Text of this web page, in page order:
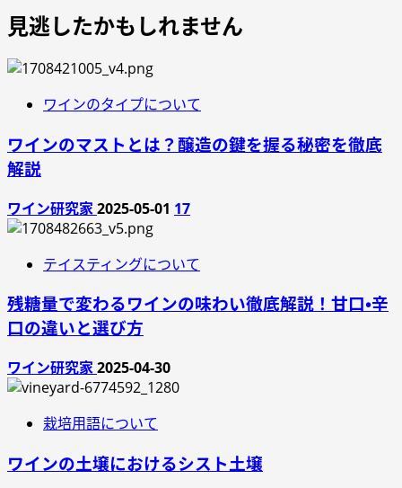
見逃したかもしれません
ワインのタイプについて
ワインのマストとは？醸造の鍵を握る秘密を徹底
解説
ワイン研究家2025-05-01 17
テイスティングについて
残糖量で変わるワインの味わい徹底解説！甘口・辛
口の違いと選び方
ワイン研究家2025-04-30
栽培用語について
ワインの土壌におけるシスト土壌